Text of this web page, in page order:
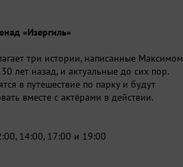
«Изергиль»
три истории, написанные Максимом
лет назад, и актуальные до сих пор.
в путешествие по парку и будут
вместе с актёрами в действии.
14:00, 17:00 и 19:00